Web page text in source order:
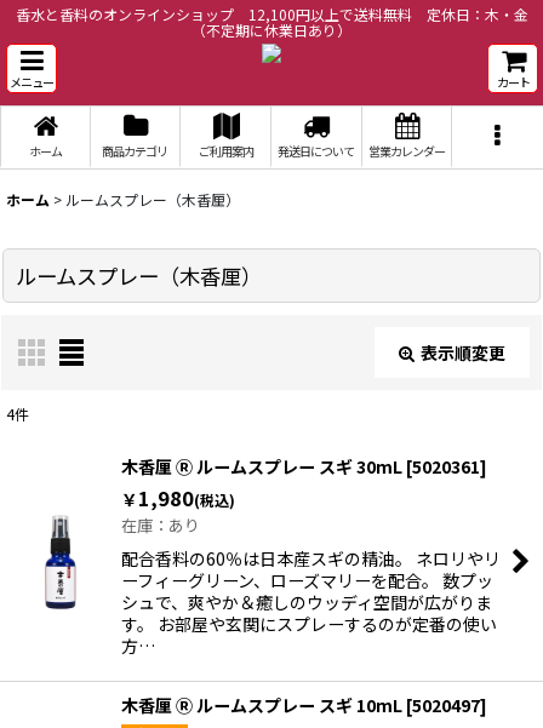
香水と香料のオンラインショップ 12,100円以上で送料無料 定休日：木・金
（不定期に休業日あり）
メニュー カート
ホーム 商品カテゴリ ご利用案内 発送日について 営業カレンダー
ホーム > ルームスプレー（木香厘）
ルームスプレー（木香厘）
表示順変更
並び順
絞り込む
4件
木香厘 Ⓡ ルームスプレー スギ 30mL [5020361]
￥ 1,980(税込)
在庫：あり
配合香料の60％は日本産スギの精油。 ネロリやリ
ーフィーグリーン、ローズマリーを配合。 数プッ
シュで、爽やか＆癒しのウッディ空間が広がりま
す。 お部屋や玄関にスプレーするのが定番の使い
方…
木香厘 Ⓡ ルームスプレー スギ 10mL [5020497]